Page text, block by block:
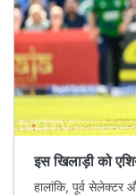
इस खिलाड़ी को
हालांकि, पूर्व सेलेक्टर